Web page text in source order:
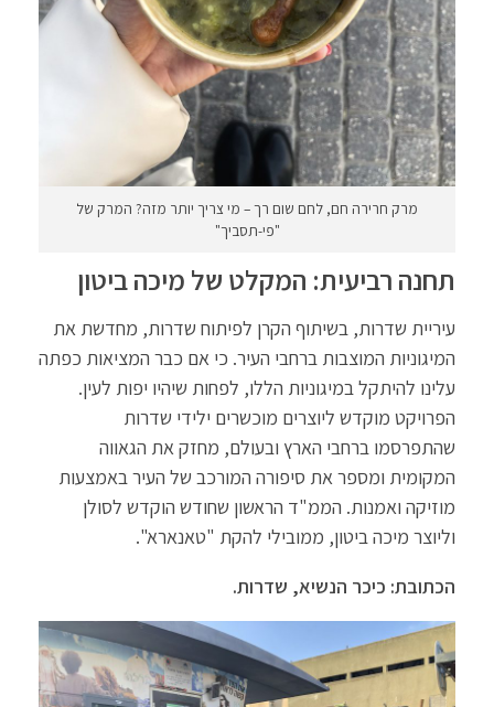
מרק חרירה חם, לחם שום רך – מי צריך יותר מזה? המרק של
"פי-תסביך"
תחנה רביעית: המקלט של מיכה ביטון
עיריית שדרות, בשיתוף הקרן לפיתוח שדרות, מחדשת את
המיגוניות המוצבות ברחבי העיר. כי אם כבר המציאות כפתה
עלינו להיתקל במיגוניות הללו, לפחות שיהיו יפות לעין.
הפרויקט מוקדש ליוצרים מוכשרים ילידי שדרות
שהתפרסמו ברחבי הארץ ובעולם, מחזק את הגאווה
המקומית ומספר את סיפורה המורכב של העיר באמצעות
מוזיקה ואמנות. הממ"ד הראשון שחודש הוקדש לסולן
וליוצר מיכה ביטון, ממובילי להקת "טאנארא".
הכתובת: כיכר הנשיא, שדרות.